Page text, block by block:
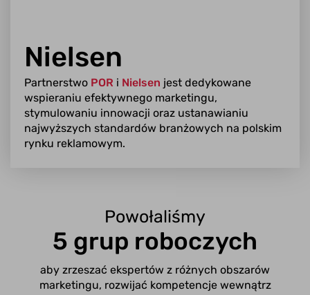
Nielsen
Partnerstwo POR i Nielsen jest dedykowane
wspieraniu efektywnego marketingu,
stymulowaniu innowacji oraz ustanawianiu
najwyższych standardów branżowych na polskim
rynku reklamowym.
Powołaliśmy
5 grup roboczych
aby zrzeszać ekspertów z różnych obszarów
marketingu, rozwijać kompetencje wewnątrz